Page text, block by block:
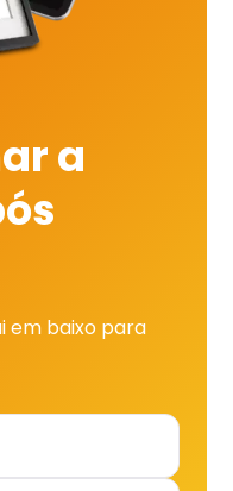
a
em baixo para